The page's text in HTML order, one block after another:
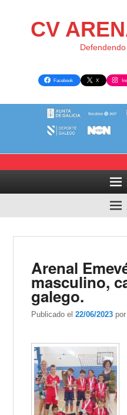
CV
Facebook X
Arenal
masculino,
galego.
Publicado el22/06/2023